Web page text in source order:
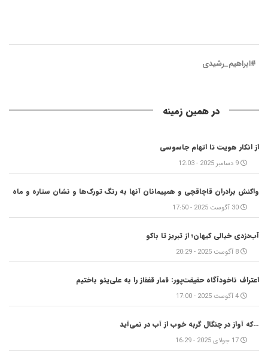
#ابراهیم_رشیدی
در همین زمینه
از انکار هویت تا اتهام جاسوسی
9 دسامبر 2025 - 12:03
واکنش برادران قاچاقچی و همپیمانان آنها به رنگ تورک‌ها و نشان ستاره‌ و ماه
30 آگوست 2025 - 17:50
آب‌دزدی خیالی کیهان؛ از تبریز تا باکو
8 آگوست 2025 - 20:29
اعتراف ناخودآگاه حقیقت‌پور: قمار قفقاز را به علی‌یئو باختیم
4 آگوست 2025 - 17:00
…که آواز در چنگال گربه خوب از آب در نمی‌آید
17 جولای 2025 - 16:29